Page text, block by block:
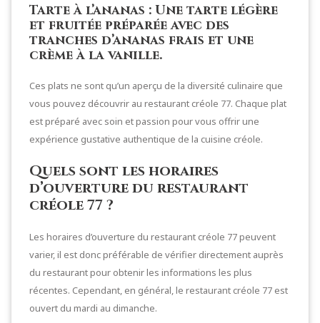
Tarte à l’ananas : Une tarte légère
et fruitée préparée avec des
tranches d’ananas frais et une
crème à la vanille.
Ces plats ne sont qu’un aperçu de la diversité culinaire que
vous pouvez découvrir au restaurant créole 77. Chaque plat
est préparé avec soin et passion pour vous offrir une
expérience gustative authentique de la cuisine créole.
Quels sont les horaires
d’ouverture du restaurant
créole 77 ?
Les horaires d’ouverture du restaurant créole 77 peuvent
varier, il est donc préférable de vérifier directement auprès
du restaurant pour obtenir les informations les plus
récentes. Cependant, en général, le restaurant créole 77 est
ouvert du mardi au dimanche.